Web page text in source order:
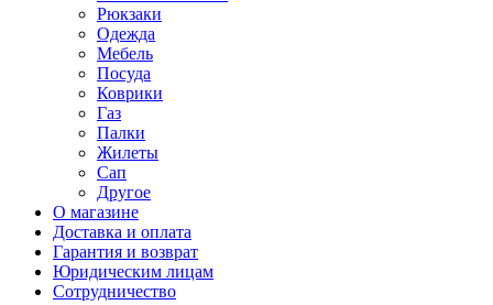
Рюкзаки
Одежда
Мебель
Посуда
Коврики
Газ
Палки
Жилеты
Сап
Другое
О магазине
Доставка и оплата
Гарантия и возврат
Юридическим лицам
Сотрудничество